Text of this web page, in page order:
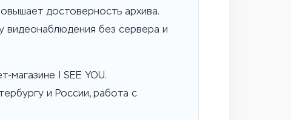
достоверность архива.
видеонаблюдения без сервера и
магазине I SEE YOU.
и России, работа с